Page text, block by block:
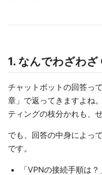
1. なんでわざわ
チャットボットの回答っ
章」で返ってきますよね
ティングの枝分かれも、
でも、回答の中身によっ
です。
「VPNの接続手順は